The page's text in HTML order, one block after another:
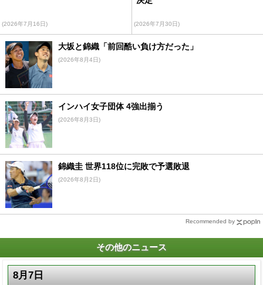
(2026年7月16日) (2026年7月30日)
大坂と錦織「前回酷い負け方だった」
(2026年8月4日)
インハイ女子団体 4強出揃う
(2026年8月3日)
錦織圭 世界118位に完敗で予選敗退
(2026年8月2日)
Recommended by
その他のニュース
8月7日